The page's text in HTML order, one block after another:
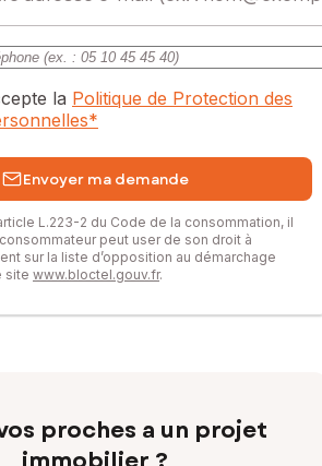
la Politique de Protection des
*
Envoyer ma demande
L.223-2 du Code de la consommation, il
peut user de son droit à
sur la liste d’opposition au démarchage
site www.bloctel.gouv.fr.
proches a un projet